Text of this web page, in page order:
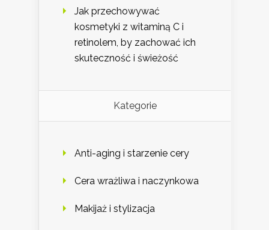
Jak przechowywać
kosmetyki z witaminą C i
retinolem, by zachować ich
skuteczność i świeżość
Kategorie
Anti-aging i starzenie cery
Cera wrażliwa i naczynkowa
Makijaż i stylizacja